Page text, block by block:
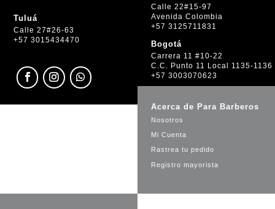
Tuluá
Calle 27#26-63
+57 3015434470
Calle 22#15-97
Avenida Colombia
+57 3125711831
Bogotá
Carrera 11 #10-22
C.C. Punto 11 Local 1135-1136
+57 3003070623
Acerca de Para Barberos
Nosotros
Mi Cuenta
Rastrea tu pedido
Registro mayorista